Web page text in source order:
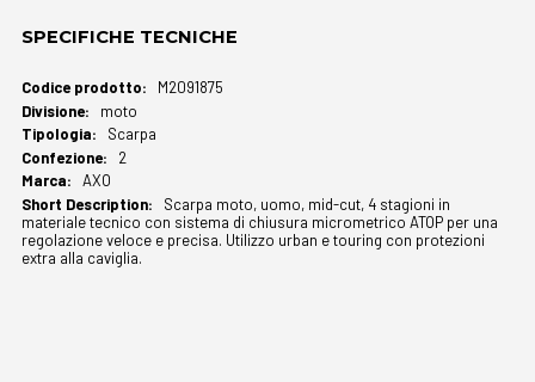
SPECIFICHE TECNICHE
Maggiori
Informazioni
M2091875
moto
Scarpa
2
AXO
Scarpa moto, uomo, mid-cut, 4 stagioni in
materiale tecnico con sistema di chiusura micrometrico ATOP per una
regolazione veloce e precisa. Utilizzo urban e touring con protezioni
extra alla caviglia.